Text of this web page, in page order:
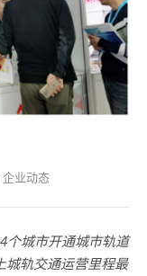
企业动态
个城市开通城市轨道
城轨交通运营里程最